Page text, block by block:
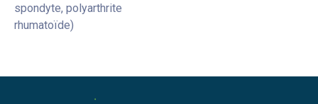
spondyte, polyarthrite
rhumatoïde)